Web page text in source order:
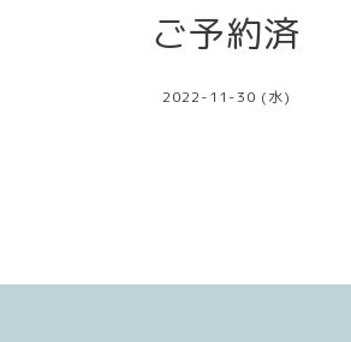
ご予約済
2022-11-30 (水)